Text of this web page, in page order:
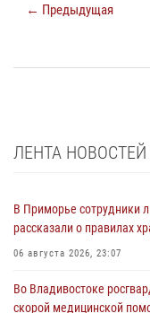
← Предыдущая
ЛЕНТА НОВОСТЕЙ
В Приморье сотрудники
рассказали о правилах
06 августа 2026, 23:07
Во Владивостоке
скорой медицинской